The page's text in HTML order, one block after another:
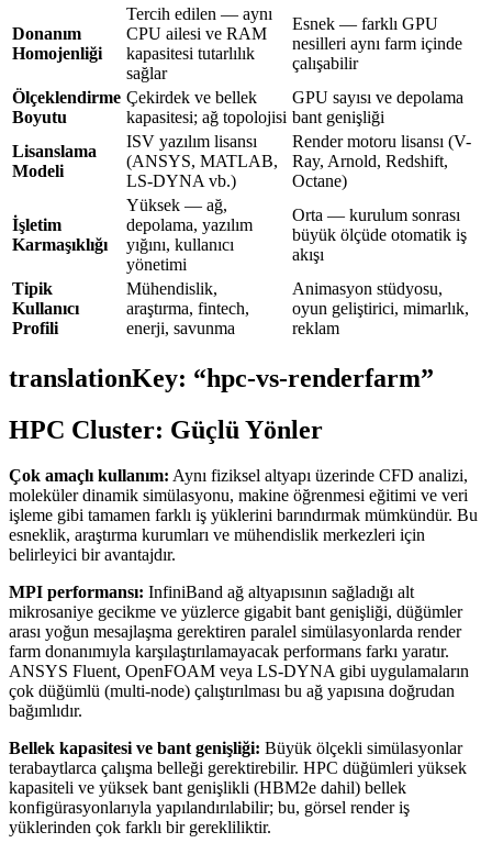
Donanım
Homojenliği
Tercih edilen — aynı
CPU ailesi ve RAM
kapasitesi tutarlılık
sağlar
Esnek — farklı GPU
nesilleri aynı farm içinde
çalışabilir
Ölçeklendirme
Boyutu
Çekirdek ve bellek
kapasitesi; ağ topolojisi
GPU sayısı ve depolama
bant genişliği
Lisanslama
Modeli
ISV yazılım lisansı
(ANSYS, MATLAB,
LS-DYNA vb.)
Render motoru lisansı (V-
Ray, Arnold, Redshift,
Octane)
İşletim
Karmaşıklığı
Yüksek — ağ,
depolama, yazılım
yığını, kullanıcı
yönetimi
Orta — kurulum sonrası
büyük ölçüde otomatik iş
akışı
Tipik
Kullanıcı
Profili
Mühendislik,
araştırma, fintech,
enerji, savunma
Animasyon stüdyosu,
oyun geliştirici, mimarlık,
reklam
translationKey: “hpc-vs-renderfarm”
HPC Cluster: Güçlü Yönler
Çok amaçlı kullanım: Aynı fiziksel altyapı üzerinde CFD analizi,
moleküler dinamik simülasyonu, makine öğrenmesi eğitimi ve veri
işleme gibi tamamen farklı iş yüklerini barındırmak mümkündür. Bu
esneklik, araştırma kurumları ve mühendislik merkezleri için
belirleyici bir avantajdır.
MPI performansı: InfiniBand ağ altyapısının sağladığı alt
mikrosaniye gecikme ve yüzlerce gigabit bant genişliği, düğümler
arası yoğun mesajlaşma gerektiren paralel simülasyonlarda render
farm donanımıyla karşılaştırılamayacak performans farkı yaratır.
ANSYS Fluent, OpenFOAM veya LS-DYNA gibi uygulamaların
çok düğümlü (multi-node) çalıştırılması bu ağ yapısına doğrudan
bağımlıdır.
Bellek kapasitesi ve bant genişliği: Büyük ölçekli simülasyonlar
terabaytlarca çalışma belleği gerektirebilir. HPC düğümleri yüksek
kapasiteli ve yüksek bant genişlikli (HBM2e dahil) bellek
konfigürasyonlarıyla yapılandırılabilir; bu, görsel render iş
yüklerinden çok farklı bir gerekliliktir.